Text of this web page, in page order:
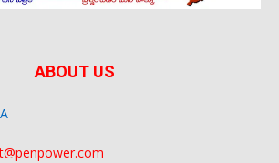
ABOUT US